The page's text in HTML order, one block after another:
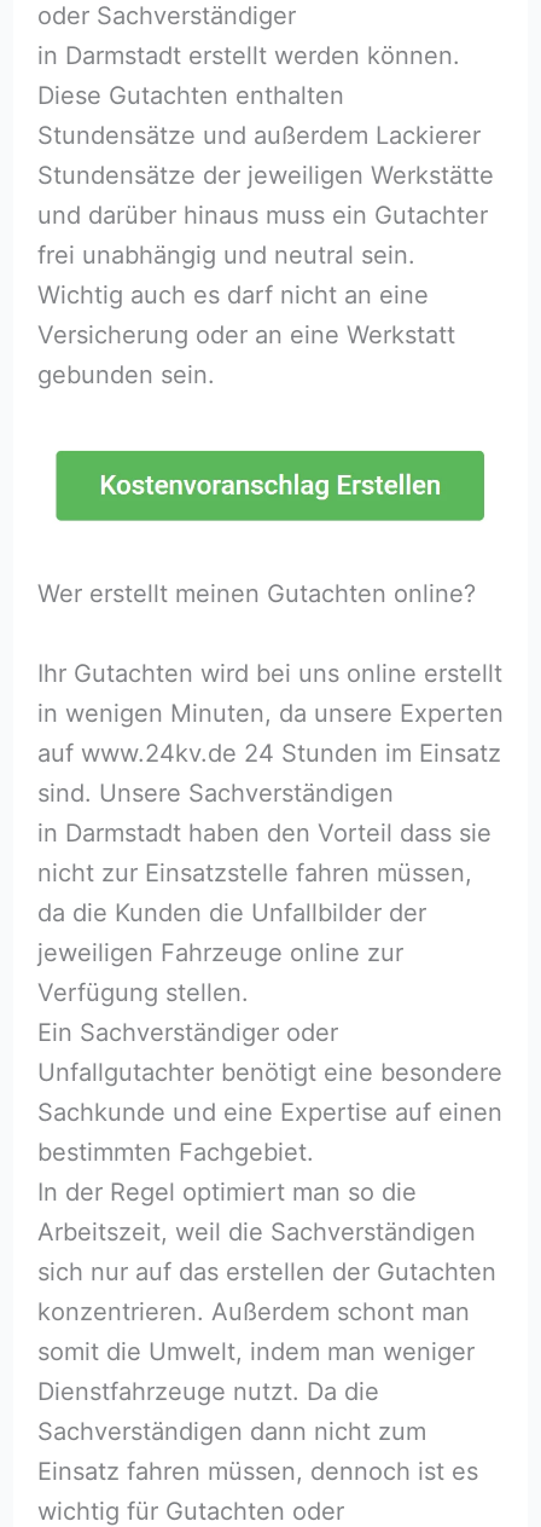
oder Sachverständiger
in Darmstadt erstellt werden können.
Diese Gutachten enthalten
Stundensätze und außerdem Lackierer
Stundensätze der jeweiligen Werkstätte
und darüber hinaus muss ein Gutachter
frei unabhängig und neutral sein.
Wichtig auch es darf nicht an eine
Versicherung oder an eine Werkstatt
gebunden sein.
Wer erstellt meinen Gutachten online?
Ihr Gutachten wird bei uns online erstellt
in wenigen Minuten, da unsere Experten
auf www.24kv.de 24 Stunden im Einsatz
sind. Unsere Sachverständigen
in Darmstadt haben den Vorteil dass sie
nicht zur Einsatzstelle fahren müssen,
da die Kunden die Unfallbilder der
jeweiligen Fahrzeuge online zur
Verfügung stellen.
Ein Sachverständiger oder
Unfallgutachter benötigt eine besondere
Sachkunde und eine Expertise auf einen
bestimmten Fachgebiet.
In der Regel optimiert man so die
Arbeitszeit, weil die Sachverständigen
sich nur auf das erstellen der Gutachten
konzentrieren. Außerdem schont man
somit die Umwelt, indem man weniger
Dienstfahrzeuge nutzt. Da die
Sachverständigen dann nicht zum
Einsatz fahren müssen, dennoch ist es
wichtig für Gutachten oder